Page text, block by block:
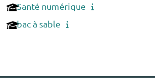
Santé numérique
bac à sable